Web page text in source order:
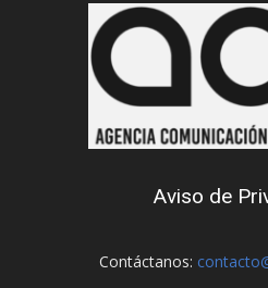
Aviso de
Contáctanos: